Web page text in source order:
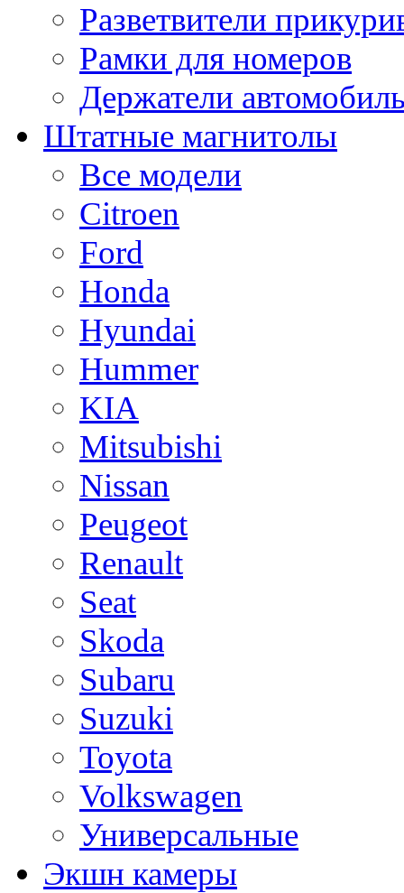
Разветвители
Рамки для номеров
Держатели
Штатные магнитолы
Все модели
Citroen
Ford
Honda
Hyundai
Hummer
KIA
Mitsubishi
Nissan
Peugeot
Renault
Seat
Skoda
Subaru
Suzuki
Toyota
Volkswagen
Универсальные
Экшн камеры